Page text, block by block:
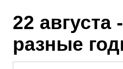
22 августа
разные